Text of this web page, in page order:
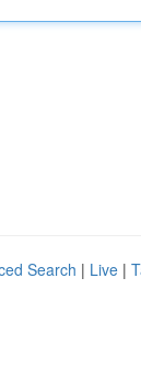
Search | Live |